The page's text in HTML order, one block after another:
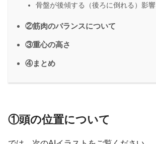
骨盤が後傾する（後ろに倒れる）影響
②筋肉のバランスについて
③重心の高さ
④まとめ
①頭の位置について